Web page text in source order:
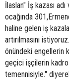
İlaslan" İş kazası
ocağında
haline gelen iş
artırılmasını
önündeki engellerin
geçici işçilerin kadro
temennisiyle."